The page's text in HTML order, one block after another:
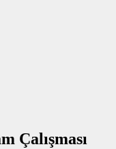
Çalışması